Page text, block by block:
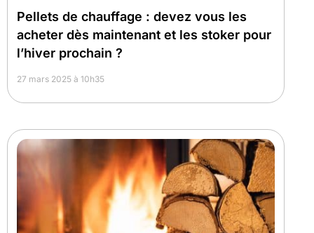
Pellets de chauffage : devez vous les
acheter dès maintenant et les stoker pour
l’hiver prochain ?
27 mars 2025 à 10h35